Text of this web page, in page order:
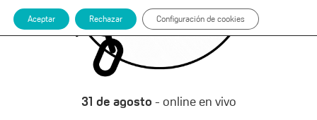
31 de agosto - online en vivo
Aceptar Rechazar Configuración de cookies